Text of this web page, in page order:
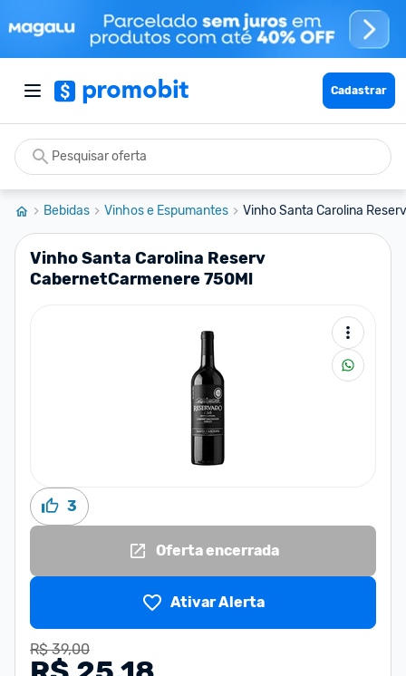
Cadastrar
Bebidas Vinhos e Espumantes Vinho Santa Carolina
Vinho Santa Carolina Reserv
CabernetCarmenere 750Ml
3
Oferta encerrada
Ativar Alerta
R$ 39,00